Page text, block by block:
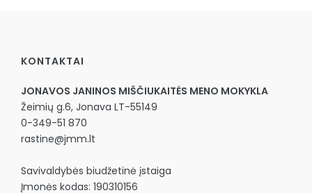
KONTAKTAI
JONAVOS JANINOS MIŠČIUKAITĖS MENO MOKYKLA
Žeimių g.6, Jonava LT-55149
0-349-51 870
rastine@jmm.lt
Savivaldybės biudžetinė įstaiga
Įmonės kodas: 190310156